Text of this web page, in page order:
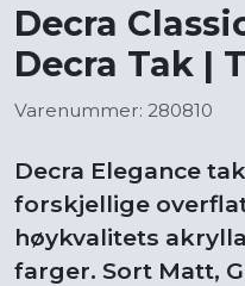
Decra
Decra Tak |
Varenummer: 280810
Decra Elegance
forskjellige
høykvalitets
farger. Sort Matt,